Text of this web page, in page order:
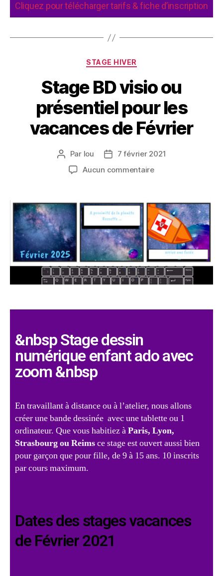
Cliquez pour télécharger tarifs & fiche d’inscription
STAGE HIVER
Stage BD visio ou
présentiel pour les
vacances de Février
Par lou
7 février 2021
Aucun commentaire
&nbsp Stage dessin
numérique enfant ado avec
zoom &nbsp
En travaillant à distance ou à l’atelier, nous allons
créer une bande dessinée avec une tablette ou 1
ordinateur. Que vous habitiez àParis, Lyon,
Strasbourg ou Reimsce stage est ouvert aussi bien
pour garçon que pour fille, de 9 à 15 ans. 10 inscrits
par cours maximum.
Dates des stages vacances
de Février 2021